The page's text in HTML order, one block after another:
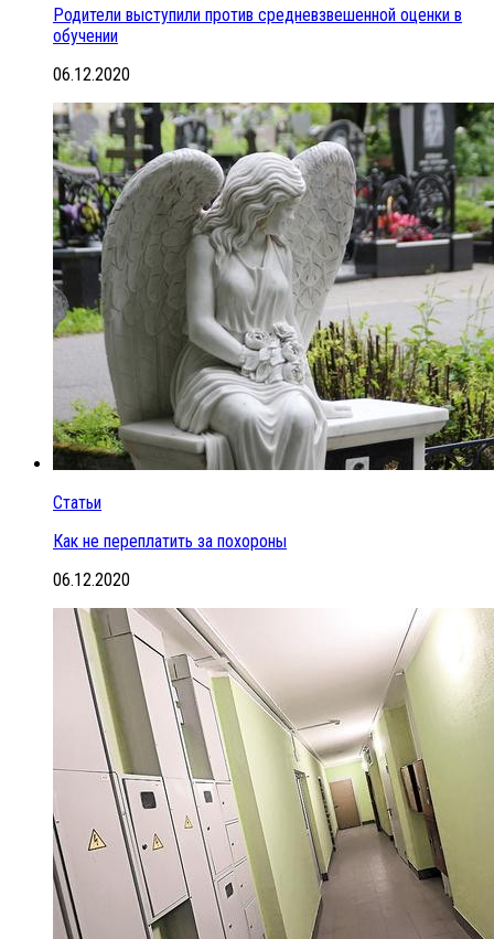
Родители выступили против средневзвешенной оценки в
обучении
06.12.2020
Статьи
Как не переплатить за похороны
06.12.2020